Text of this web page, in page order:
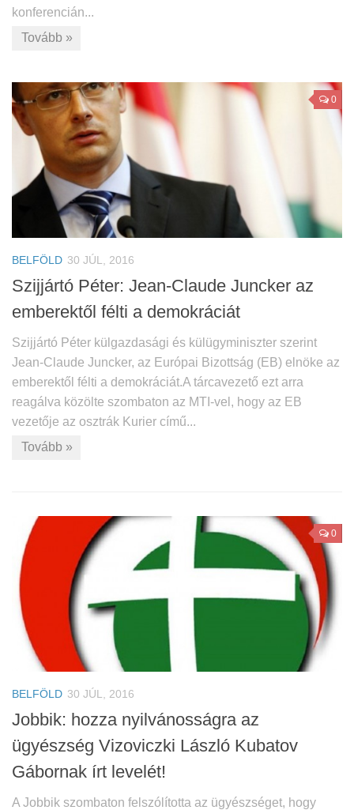
konferencián...
Tovább »
0
BELFÖLD 30 JÚL, 2016
Szijjártó Péter: Jean-Claude Juncker az
emberektől félti a demokráciát
Szijjártó Péter külgazdasági és külügyminiszter szerint
Jean-Claude Juncker, az Európai Bizottság (EB) elnöke az
emberektől félti a demokráciát.A tárcavezető ezt arra
reagálva közölte szombaton az MTI-vel, hogy az EB
vezetője az osztrák Kurier című...
Tovább »
0
BELFÖLD 30 JÚL, 2016
Jobbik: hozza nyilvánosságra az
ügyészség Vizoviczki László Kubatov
Gábornak írt levelét!
A Jobbik szombaton felszólította az ügyészséget, hogy